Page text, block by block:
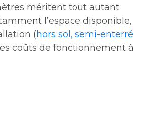
méritent tout autant
l’espace disponible,
(hors sol, semi-enterré
coûts de fonctionnement à